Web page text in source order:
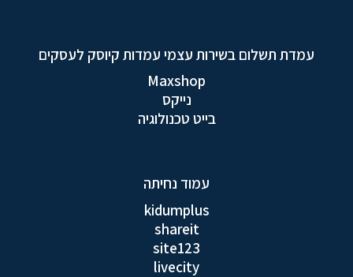
עמדת תשלום בשירות עצמי עמדות קיוסק לעסקים
Maxshop
נייקס
בייט טכנולוגיה
עמוד נחיתה
kidumplus
shareit
site123
livecity